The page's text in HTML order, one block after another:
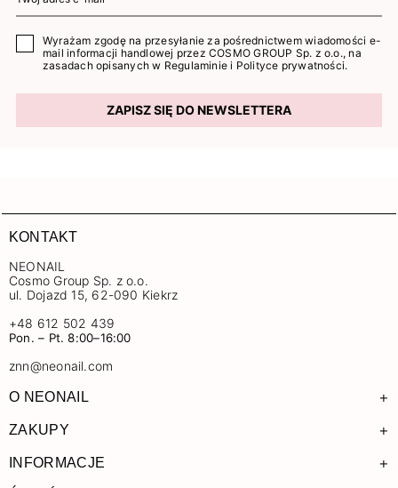
Wyrażam zgodę na przesyłanie za pośrednictwem wiadomości e-
mail informacji handlowej przez COSMO GROUP Sp. z o.o., na
zasadach opisanych w Regulaminie i Polityce prywatności.
ZAPISZ SIĘ DO NEWSLETTERA
KONTAKT
NEONAIL
Cosmo Group Sp. z o.o.
ul. Dojazd 15, 62-090 Kiekrz
+48 612 502 439
Pon. – Pt. 8:00–16:00
znn@neonail.com
O NEONAIL +
ZAKUPY +
INFORMACJE +